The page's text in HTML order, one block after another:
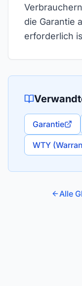
die Garantie
erforderlich
Garantie
WTY
Alle